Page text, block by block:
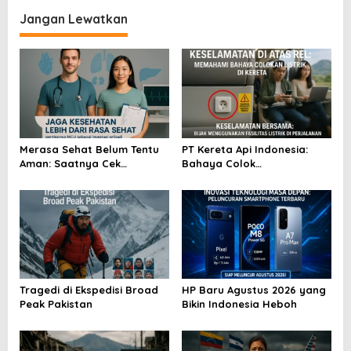
g
a
o
s
Jangan Lewatkan
Merasa Sehat Belum Tentu
Aman: Saatnya Cek
PT Kereta Api Indonesia:
Bahaya Colok
Tragedi di Ekspedisi Broad
Peak Pakistan
HP Baru Agustus 2026 yang
Bikin Indonesia Heboh